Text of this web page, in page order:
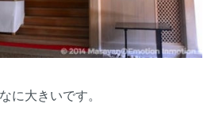
に大きいです。